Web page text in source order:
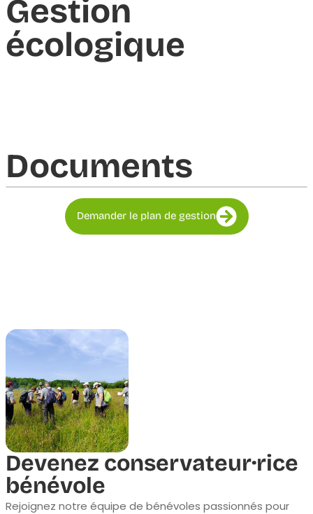
Gestion
écologique
Documents​
Demander le plan de gestion
Devenez conservateur·rice
bénévole
Rejoignez notre équipe de bénévoles passionnés pour